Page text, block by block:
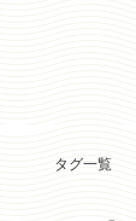
タグ一覧